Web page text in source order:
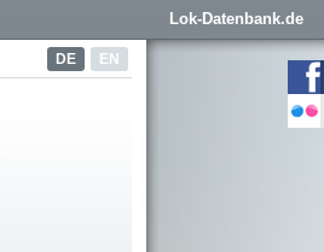
Lok-Datenbank.de
DE EN